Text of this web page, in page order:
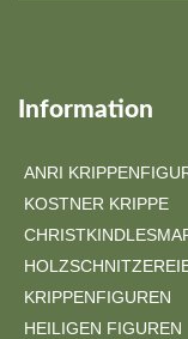
Information
ANRI
KOSTNER KRIPPE
KRIPPENFIGUREN
HEILIGEN FIGUREN